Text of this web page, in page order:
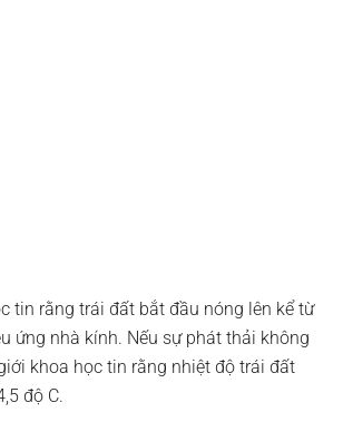
tin rằng trái đất bắt đầu nóng lên kể từ
ứng nhà kính. Nếu sự phát thải không
khoa học tin rằng nhiệt độ trái đất
độ C.